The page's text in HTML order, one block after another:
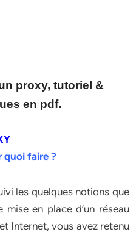
proxy, tutoriel &
en pdf.
quoi faire ?
les quelques notions que
en place d’un réseau
Internet, vous avez retenu